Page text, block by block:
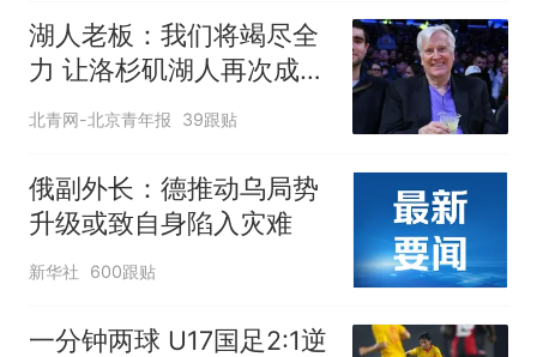
湖人老板：我们将竭尽全
力 让洛杉矶湖人再次成为
冠军之师
北青网-北京青年报 39跟贴
俄副外长：德推动乌局势
升级或致自身陷入灾难
新华社 600跟贴
一分钟两球 U17国足2:1逆